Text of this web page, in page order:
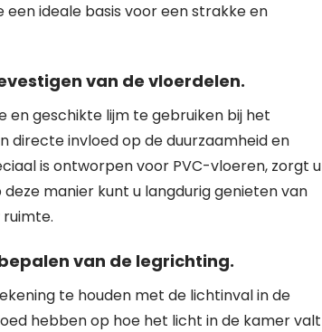
ideale basis voor een strakke en
van de vloerdelen.
en geschikte lijm te gebruiken bij het
directe invloed op de duurzaamheid en
is ontworpen voor PVC-vloeren, zorgt u
manier kunt u langdurig genieten van
van de legrichting.
te houden met de lichtinval in de
hebben op hoe het licht in de kamer valt